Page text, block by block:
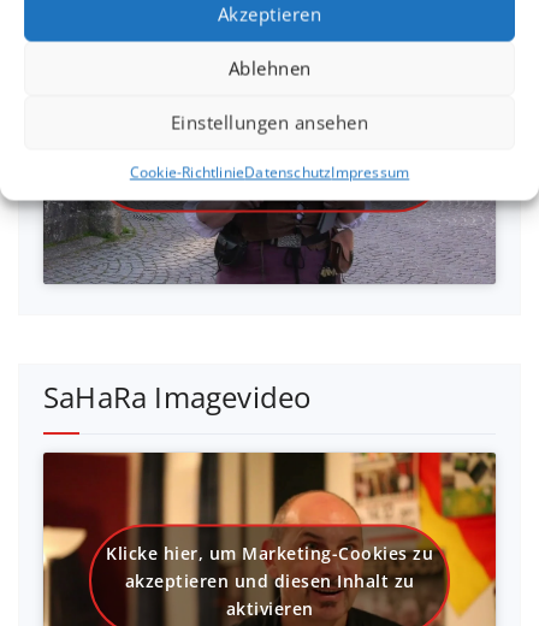
Akzeptieren
Ablehnen
Einstellungen ansehen
Cookie-RichtlinieDatenschutzImpressum
Klicke hier, um Marketing-Cookies zu
aktivieren
SaHaRa Imagevideo
Klicke hier, um Marketing-Cookies zu
akzeptieren und diesen Inhalt zu
aktivieren